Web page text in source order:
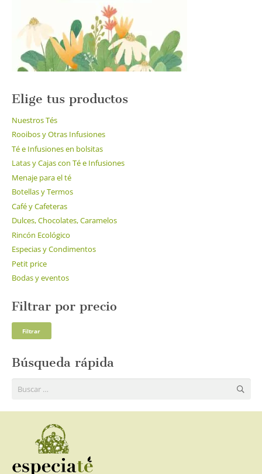
página
de
producto
Elige tus productos
Nuestros Tés
Rooibos y Otras Infusiones
Té e Infusiones en bolsitas
Latas y Cajas con Té e Infusiones
Menaje para el té
Botellas y Termos
Café y Cafeteras
Dulces, Chocolates, Caramelos
Rincón Ecológico
Especias y Condimentos
Petit price
Bodas y eventos
Filtrar por precio
Filtrar
Búsqueda rápida
Buscar: